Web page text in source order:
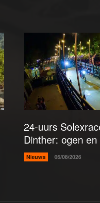
24-uurs
Dinther: ogen
Nieuws 05/08/2026